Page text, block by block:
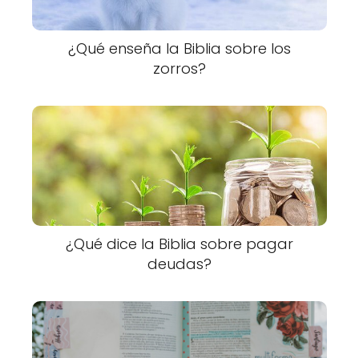
¿Qué enseña la Biblia sobre los
zorros?
¿Qué dice la Biblia sobre pagar
deudas?